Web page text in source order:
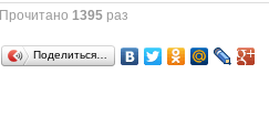
Прочитано1395 раз
Поделиться…